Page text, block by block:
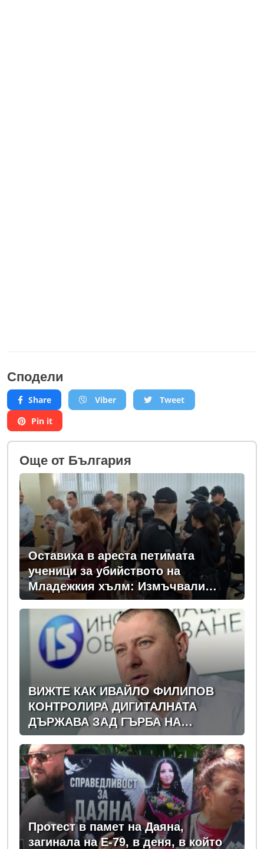
Сподели
Share Viber
Tweet
Pin it
Oще от България
Оставиха в ареста петимата
ученици за убийството на
Младежкия хълм: Измъчвали
Георги час, гаврили се с него и го
обрали
ВИЖТЕ КАК ИВАЙЛО ФИЛИПОВ
КОНТРОЛИРА ДИГИТАЛНАТА
ДЪРЖАВА ЗАД ГЪРБА НА
ПРАВИТЕЛСТВОТО?
(РАЗСЛЕДВАНЕ)
Протест в памет на Даяна,
загинала на Е-79, в деня, в който